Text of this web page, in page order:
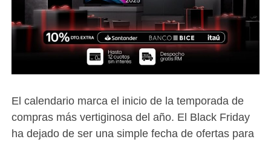
El calendario marca el inicio de la temporada de
compras más vertiginosa del año. El Black Friday
ha dejado de ser una simple fecha de ofertas para